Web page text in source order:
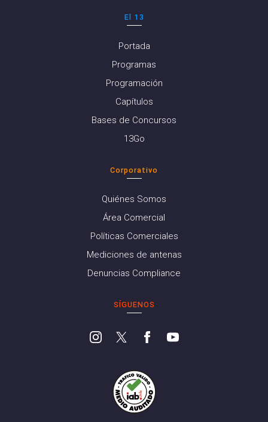
El 13
Portada
Programas
Programación
Capítulos
Bases de Concursos
13Go
Corporativo
Quiénes Somos
Área Comercial
Políticas Comerciales
Mediciones de antenas
Denuncias Compliance
SÍGUENOS